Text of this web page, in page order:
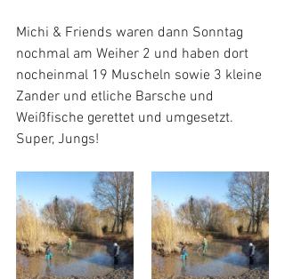
Michi & Friends waren dann Sonntag
nochmal am Weiher 2 und haben dort
nocheinmal 19 Muscheln sowie 3 kleine
Zander und etliche Barsche und
Weißfische gerettet und umgesetzt.
Super, Jungs!